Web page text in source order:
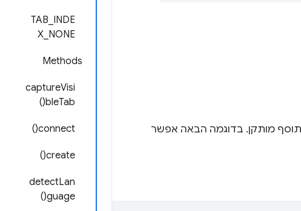
TAB_INDE
X_NONE
Methods
captureVisi
bleTab()
connect()
create()
detectLan
guage()
מותקן. בדוגמה הבאה אפשר